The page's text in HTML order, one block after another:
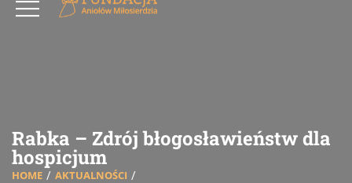
Rabka – Zdrój błogosławieństw dla
hospicjum
HOME AKTUALNOŚCI